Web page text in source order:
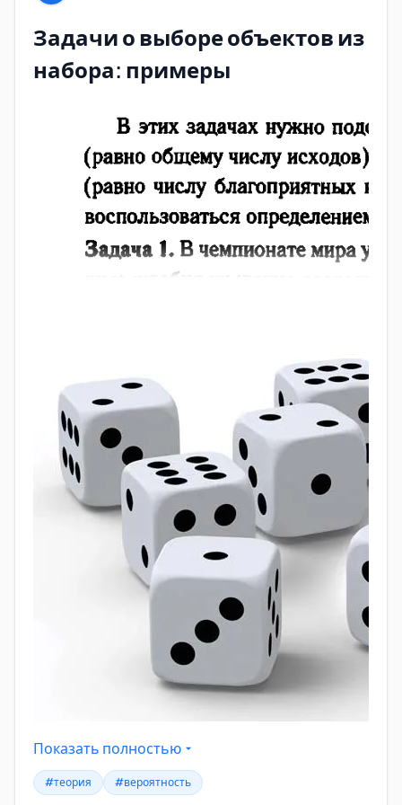
Задачи о выборе объектов из
набора: примеры
Показать полностью
#теория #вероятность